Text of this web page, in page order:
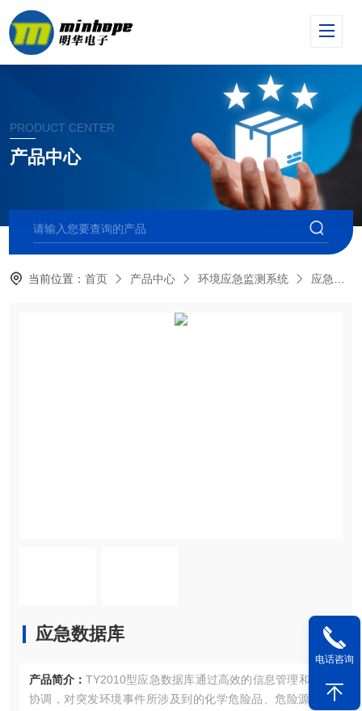
PRODUCT CENTER
产品中心
当前位置：首页 产品中心 环境应急监测系统 应急数据库
应急数据库
产品简介： TY2010型应急数据库通过高效的信息管理和资源
协调，对突发环境事件所涉及到的化学危险品、危险源、应
电话咨询